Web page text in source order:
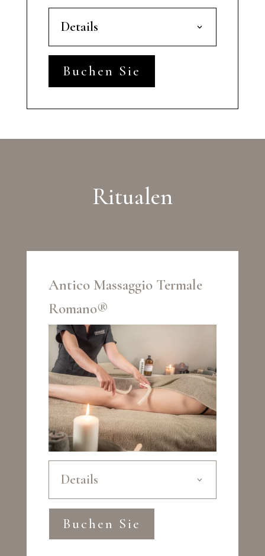
Details
Buchen Sie
Ritualen
Antico Massaggio Termale
Romano®
Details
Buchen Sie